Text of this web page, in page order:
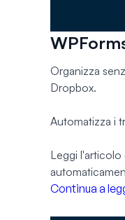
Organizza
Dropbox.
Automatizza i
Leggi
Continua a